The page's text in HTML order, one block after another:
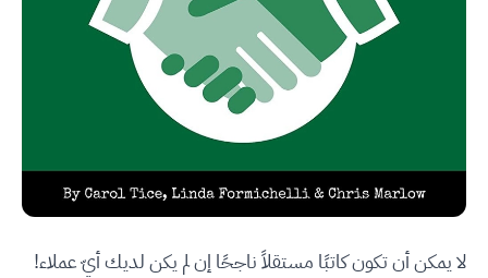
لا يمكن أن تكون كاتبًا مستقلاً ناجحًا إن لم يكن لديك أيّ عملاء!